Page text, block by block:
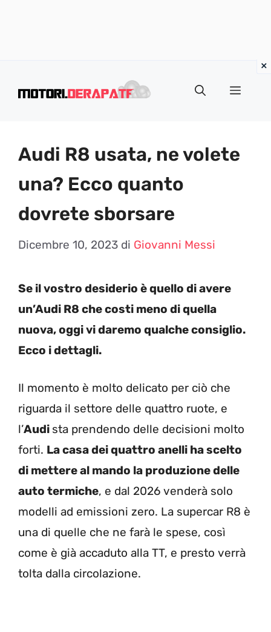
Menu
Audi R8 usata, ne volete
una? Ecco quanto
dovrete sborsare
Dicembre 10, 2023 di Giovanni Messi
Se il vostro desiderio è quello di avere
un’Audi R8 che costi meno di quella
nuova, oggi vi daremo qualche consiglio.
Ecco i dettagli.
Il momento è molto delicato per ciò che
riguarda il settore delle quattro ruote, e
l’Audi sta prendendo delle decisioni molto
forti. La casa dei quattro anelli ha scelto
di mettere al mando la produzione delle
auto termiche, e dal 2026 venderà solo
modelli ad emissioni zero. La supercar R8 è
una di quelle che ne farà le spese, così
come è già accaduto alla TT, e presto verrà
tolta dalla circolazione.